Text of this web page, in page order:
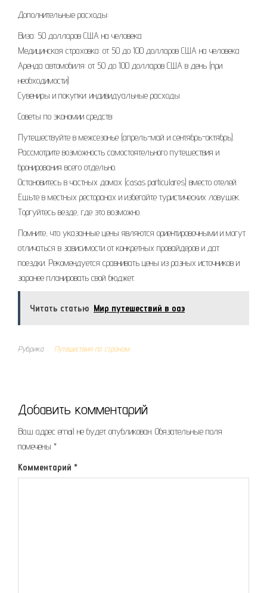
Дополнительные расходы:
Виза: 50 долларов США на человека
Медицинская страховка: от 50 до 100 долларов США на человека
Аренда автомобиля: от 50 до 100 долларов США в день (при
необходимости)
Сувениры и покупки: индивидуальные расходы
Советы по экономии средств:
Путешествуйте в межсезонье (апрель-май и сентябрь-октябрь).
Рассмотрите возможность самостоятельного путешествия и
бронирования всего отдельно.
Остановитесь в частных домах (casas particulares) вместо отелей.
Ешьте в местных ресторанах и избегайте туристических ловушек.
Торгуйтесь везде, где это возможно.
Помните, что указанные цены являются ориентировочными и могут
отличаться в зависимости от конкретных провайдеров и дат
поездки. Рекомендуется сравнивать цены из разных источников и
заранее планировать свой бюджет.
Читать статью Мир путешествий в оаэ
Рубрика Путешествия по странам
Добавить комментарий
Ваш адрес email не будет опубликован. Обязательные поля
помечены *
Комментарий *